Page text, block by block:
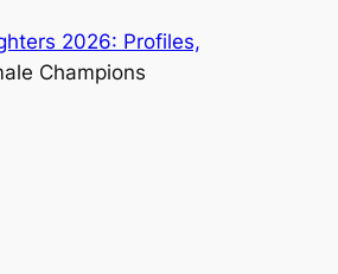
2026: Profiles,
Champions